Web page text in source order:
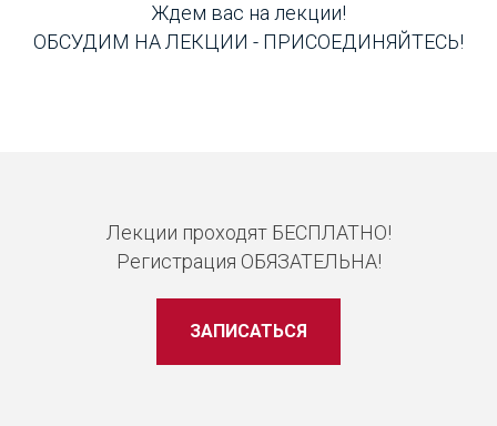
Ждем вас на лекции!
ОБСУДИМ НА ЛЕКЦИИ - ПРИСОЕДИНЯЙТЕСЬ!
Лекции проходят БЕСПЛАТНО!
Регистрация ОБЯЗАТЕЛЬНА!
ЗАПИСАТЬСЯ